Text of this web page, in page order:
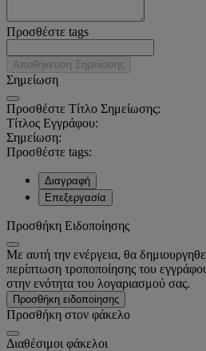
Προσθέστε tags
Αποθήκευση Σημείωσης
Σημείωση
Προσθέστε Τίτλο Σημείωσης:
Τίτλος Εγγράφου:
Σημείωση:
Προσθέστε tags:
Διαγραφή
Επεξεργασία
Προσθήκη Ειδοποίησης
Με αυτή την ενέργεια, θα
περίπτωση τροποποίησης του
στην ενότητα του λογαριασμού σας.
Προσθήκη ειδοποίησης
Προσθήκη στον φάκελο
Διαθέσιμοι φάκελοι